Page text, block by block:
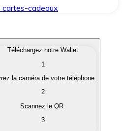
cadeaux
qui vous intéressent
en monnaie
Téléchargez notre Wallet
1
la caméra de votre téléphone.
2
Scannez le QR.
3